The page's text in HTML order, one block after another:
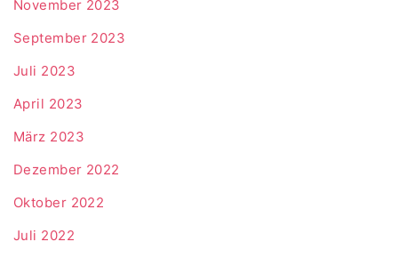
November 2023
September 2023
Juli 2023
April 2023
März 2023
Dezember 2022
Oktober 2022
Juli 2022